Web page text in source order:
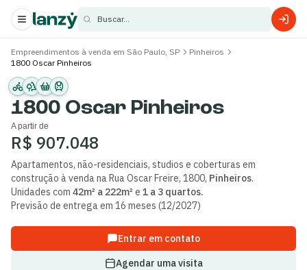
Buscar...
Empreendimentos à venda em São Paulo, SP
Pinheiros
1800 Oscar Pinheiros
1800 Oscar Pinheiros
A partir de
R$ 907.048
Apartamentos, não-residenciais, studios e coberturas em
construção à vendanaRua Oscar Freire, 1800, Pinheiros.
Unidades com 42m² a 222m² e 1 a 3 quartos.
Previsão de entrega em 16 meses (12/2027)
Entrar em contato
Agendar uma visita